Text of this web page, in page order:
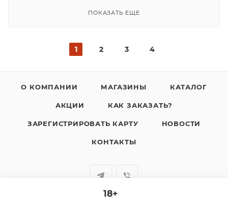
ПОКАЗАТЬ ЕЩЕ
1 2 3 4
О КОМПАНИИ МАГАЗИНЫ КАТАЛОГ
АКЦИИ КАК ЗАКАЗАТЬ?
ЗАРЕГИСТРИРОВАТЬ КАРТУ НОВОСТИ
КОНТАКТЫ
18+